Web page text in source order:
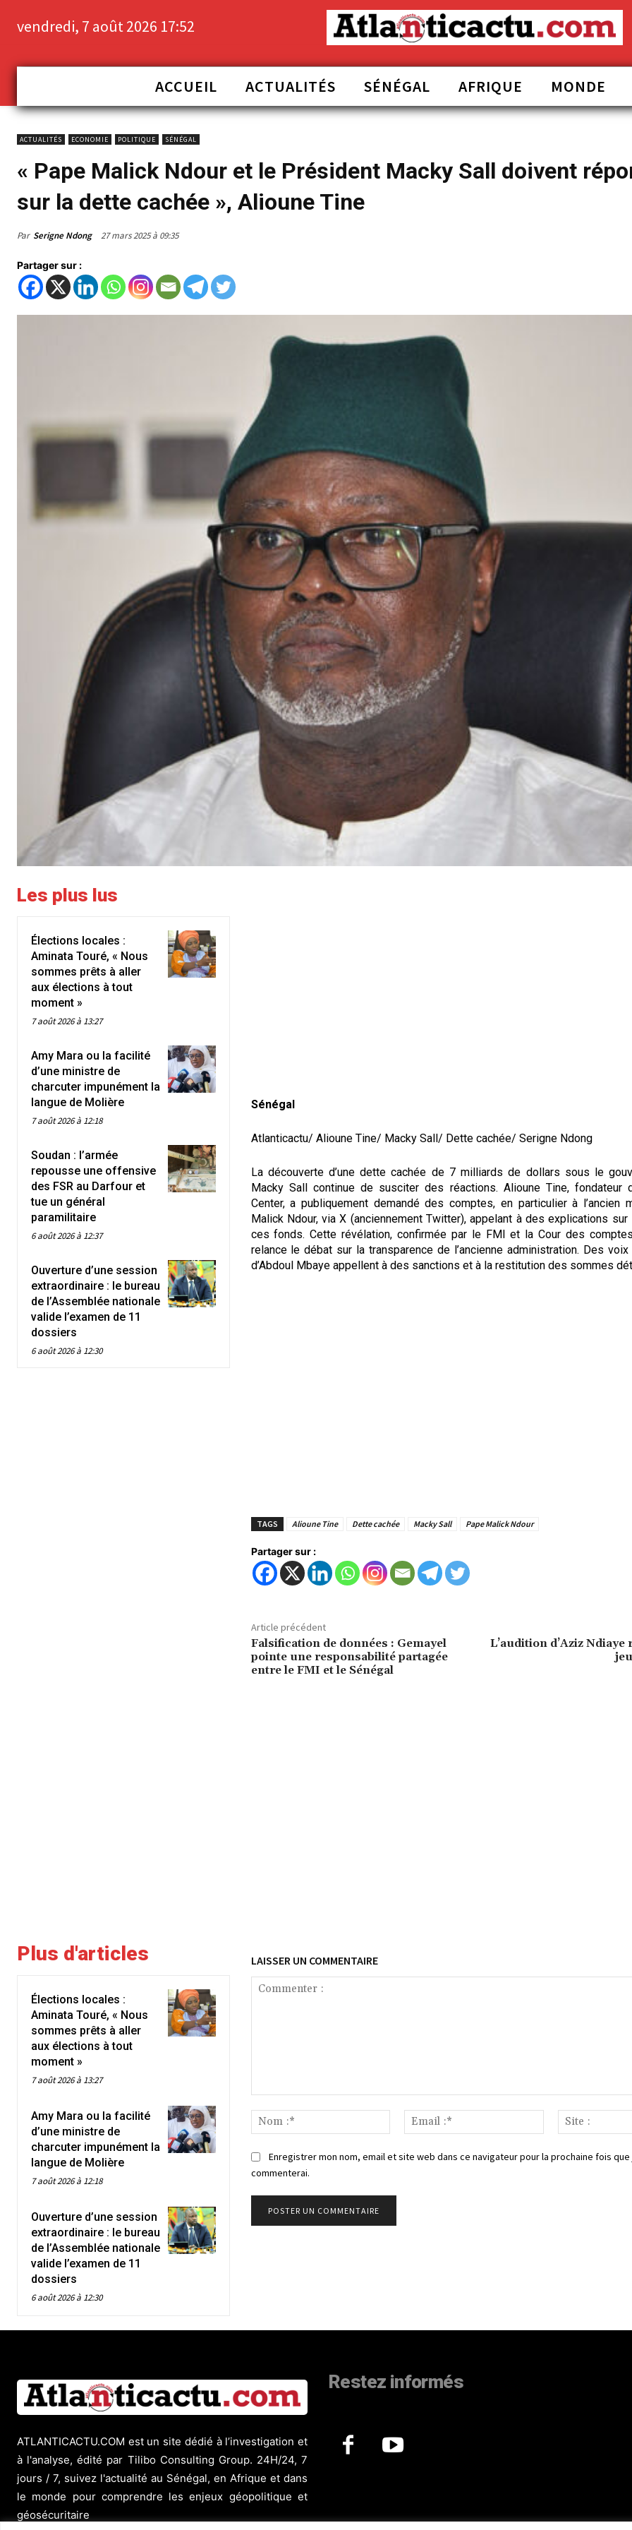
vendredi, 7 août 2026 17:52
ACCUEIL ACTUALITÉS SÉNÉGAL AFRIQUE MONDE
ACTUALITÉS ECONOMIE POLITIQUE SÉNÉGAL
« Pape Malick Ndour et le Président Macky Sall doivent
sur la dette cachée », Alioune Tine
Par Serigne Ndong 27 mars 2025 à 09:35
Partager sur :
Les plus lus
Élections locales :
Aminata Touré, « Nous
sommes prêts à aller
aux élections à tout
moment »
7 août 2026 à 13:27
Amy Mara ou la facilité
d’une ministre de
charcuter impunément la
langue de Molière
7 août 2026 à 12:18
Soudan : l’armée
repousse une offensive
des FSR au Darfour et
tue un général
paramilitaire
6 août 2026 à 12:37
Ouverture d’une session
extraordinaire : le bureau
de l’Assemblée nationale
valide l’examen de 11
dossiers
6 août 2026 à 12:30
Sénégal
Atlanticactu/ Alioune Tine/ Macky Sall/ Dette cachée/ Serigne Ndong
La découverte d’une dette cachée de 7 milliards de dollars sous le
Macky Sall continue de susciter des réactions. Alioune Tine, fondateur
Center, a publiquement demandé des comptes, en particulier à l’ancien
Malick Ndour, via X (anciennement Twitter), appelant à des explications
ces fonds. Cette révélation, confirmée par le FMI et la Cour des
relance le débat sur la transparence de l’ancienne administration. Des
d’Abdoul Mbaye appellent à des sanctions et à la restitution des sommes
TAGS Alioune Tine Dette cachée Macky Sall Pape Malick Ndour
Partager sur :
Article précédent
Falsification de données : Gemayel
pointe une responsabilité partagée
entre le FMI et le Sénégal
L’audition d’Aziz Ndiaye
Plus d'articles
Élections locales :
Aminata Touré, « Nous
sommes prêts à aller
aux élections à tout
moment »
7 août 2026 à 13:27
Amy Mara ou la facilité
d’une ministre de
charcuter impunément la
langue de Molière
7 août 2026 à 12:18
Ouverture d’une session
extraordinaire : le bureau
de l’Assemblée nationale
valide l’examen de 11
dossiers
6 août 2026 à 12:30
LAISSER UN COMMENTAIRE
Nom
:*
Email
:*
Enregistrer mon nom, email et site web dans ce navigateur pour la prochaine fois que
commenterai.
ATLANTICACTU.COM est un site dédié à l’investigation et
à l'analyse, édité par Tilibo Consulting Group. 24H/24, 7
jours / 7, suivez l'actualité au Sénégal, en Afrique et dans
le monde pour comprendre les enjeux géopolitique et
géosécuritaire
Restez informés